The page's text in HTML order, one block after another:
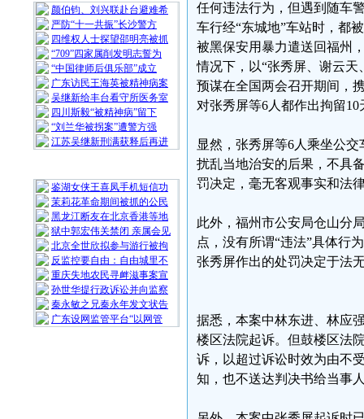
颜伯钧、刘兴联赴台避难希
严防“十一共振”长沙警方
四维权人士探望邵明亮被抓
“709”四家属削发明志誓为
“中国律师后俱乐部”成立
广东访民王海英被精神病案
吴继新给丰台看守所医务室
四川斯毅“被精神病”留下
“刘兰华被拐案”遭警方强
江苏吴继新刑满获释后再进
鉴湖女侠王喜凤手机短信功
茉莉花革命期间被抓的公民
黑龙江断友在北京香港等地
狱中郭宏伟关禁闭 亲属会见
北京全世欣拟参与游行被拘
反监控要自由：自由城里不
重庆失地农民寻衅滋事案宣
孙世华提行政诉讼并向监察
秦永敏之兄秦永年发文状告
广东设网监管平台“以网管
任何违法行为，但遇到随车
车行经“东城地”车站时，都
被黑保安用暴力遣送回福州
情况下，以“张秀屏、谢云
预谋在全国两会召开期间，
对张秀屏等6人都作出拘留
显然，张秀屏等6人乘坐公
扰乱当地治安的后果，不具
罚决定，毫无客观事实和法
此外，福州市公安局仓山分
点，没有所谓“违法”具体行
张秀屏作出的处罚决定于法
据悉，本案中林东进、林应
楼区法院起诉。但鼓楼区法
诉，以超过诉讼时效为由不
知，也不送达判决书给当事